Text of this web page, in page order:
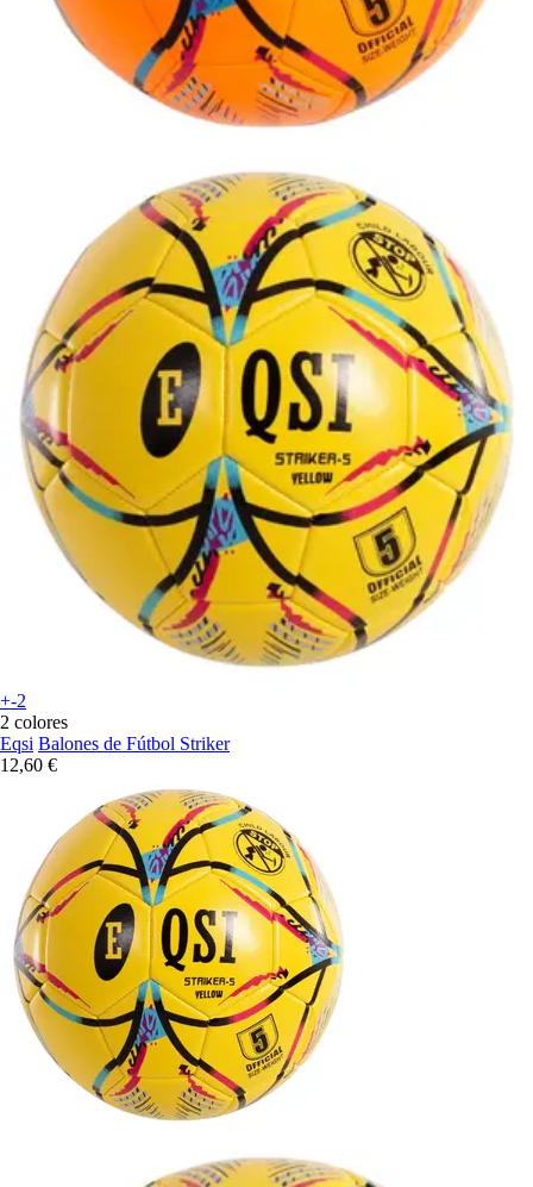
+-2
2 colores
Eqsi Balones de Fútbol Striker
12,60 €